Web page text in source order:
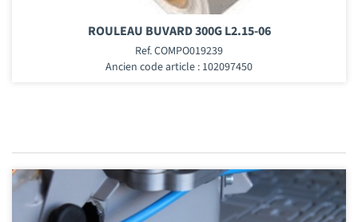
ROULEAU BUVARD 300G L2.15-06
Ref. COMPO019239
Ancien code article : 102097450